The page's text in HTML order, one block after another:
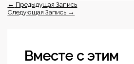
← Предыдущая Запись
Следующая Запись →
Вместе с этим